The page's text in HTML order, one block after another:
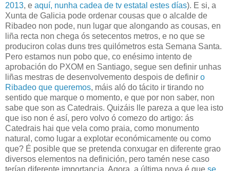
2013, e aquí, nunha cadea de tv estatal estes días). E si, a
Xunta de Galicia pode ordenar cousas que o alcalde de
Ribadeo non pode, nun lugar que alongando as cousas, en
liña recta non chega ós setecentos metros, e no que se
produciron colas duns tres quilómetros esta Semana Santa.
Pero estamos nun pobo que, co enésimo intento de
aprobación do PXOM en Santiago, segue sen definir unhas
liñas mestras de desenvolvemento despois de definir o
Ribadeo que queremos, máis aló do tácito ir tirando no
sentido que marque o momento, e que por non saber, non
sabe que son as Catedrais. Quizáis lle pareza a que lea isto
que iso non é así, pero volvo ó comezo do artigo: ás
Catedrais hai que vela como praia, como monumento
natural, como lugar a explotar económicamente ou como
que? É posible que se pretenda conxugar en diferente grao
diversos elementos na definición, pero tamén nese caso
terían diferente importancia. Agora, a última nova é que se